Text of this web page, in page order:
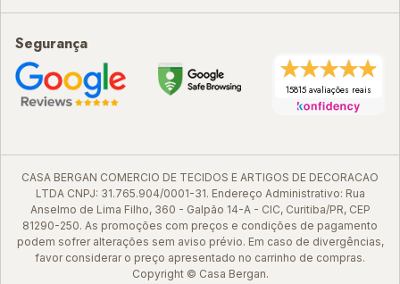
Segurança
15815 avaliações reais
CASA BERGAN COMERCIO DE TECIDOS E ARTIGOS DE DECORACAO
LTDA CNPJ: 31.765.904/0001-31. Endereço Administrativo: Rua
Anselmo de Lima Filho, 360 - Galpão 14-A - CIC, Curitiba/PR, CEP
81290-250. As promoções com preços e condições de pagamento
podem sofrer alterações sem aviso prévio. Em caso de divergências,
favor considerar o preço apresentado no carrinho de compras.
Copyright © Casa Bergan.